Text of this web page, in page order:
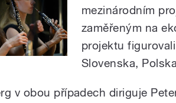
mezinárodním
zaměřeným na
projektu
Slovenska,
v obou případech diriguje